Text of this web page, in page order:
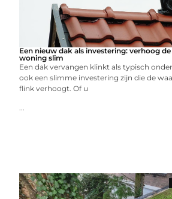
Een nieuw dak als investering: verhoog
woning slim
Een dak vervangen klinkt als typisch
ook een slimme investering zijn die de
flink verhoogt. Of u
...